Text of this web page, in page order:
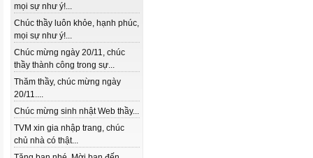
mọi sự như ý!...
Chúc thầy luôn khỏe, hạnh phúc,
mọi sự như ý!...
Chúc mừng ngày 20/11, chúc
thầy thành công trong sự...
Thăm thầy, chúc mừng ngày
20/11....
Chúc mừng sinh nhật Web thầy...
TVM xin gia nhập trang, chúc
chủ nhà có thật...